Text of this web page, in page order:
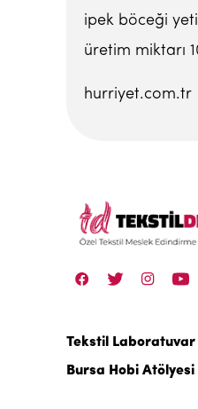
ipek böceği
üretim miktarı
hurriyet.com.tr
Tekstil Laboratuvar
Bursa Hobi Atölyesi